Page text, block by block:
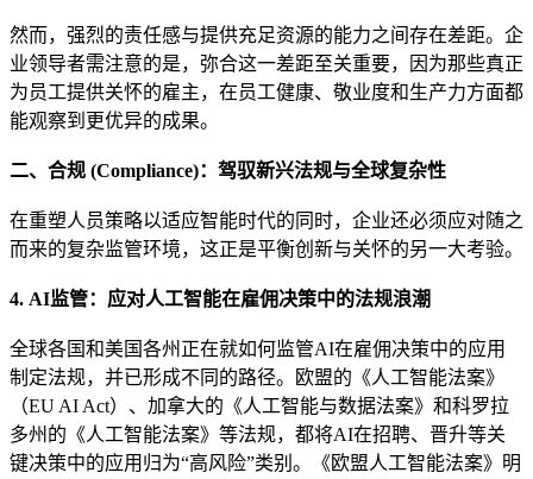
然而，强烈的责任感与提供充足资源的能力之间存在差距。企
业领导者需注意的是，弥合这一差距至关重要，因为那些真正
为员工提供关怀的雇主，在员工健康、敬业度和生产力方面都
能观察到更优异的成果。
二、合规 (Compliance)：驾驭新兴法规与全球复杂性
在重塑人员策略以适应智能时代的同时，企业还必须应对随之
而来的复杂监管环境，这正是平衡创新与关怀的另一大考验。
4. AI监管：应对人工智能在雇佣决策中的法规浪潮
全球各国和美国各州正在就如何监管AI在雇佣决策中的应用
制定法规，并已形成不同的路径。欧盟的《人工智能法案》
（EU AI Act）、加拿大的《人工智能与数据法案》和科罗拉
多州的《人工智能法案》等法规，都将AI在招聘、晋升等关
键决策中的应用归为“高风险”类别。《欧盟人工智能法案》明